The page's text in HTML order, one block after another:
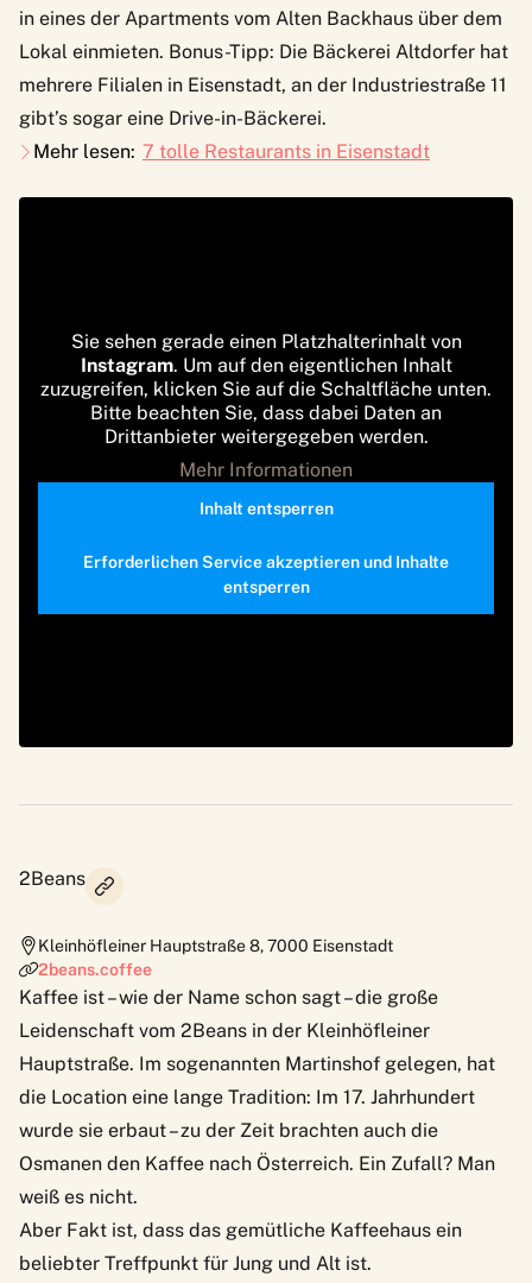
in eines der Apartments vom Alten Backhaus über dem
Lokal einmieten. Bonus-Tipp: Die Bäckerei Altdorfer hat
mehrere Filialen in Eisenstadt, an der Industriestraße 11
gibt’s sogar eine Drive-in-Bäckerei.
Mehr lesen: 7 tolle Restaurants in Eisenstadt
Sie sehen gerade einen Platzhalterinhalt von
Instagram. Um auf den eigentlichen Inhalt
zuzugreifen, klicken Sie auf die Schaltfläche unten.
Bitte beachten Sie, dass dabei Daten an
Drittanbieter weitergegeben werden.
Mehr Informationen
Inhalt entsperren
Erforderlichen Service akzeptieren und Inhalte
entsperren
2Beans
Kleinhöfleiner Hauptstraße 8,7000 Eisenstadt
2beans.coffee
Kaffee ist – wie der Name schon sagt – die große
Leidenschaft vom 2Beans in der Kleinhöfleiner
Hauptstraße. Im sogenannten Martinshof gelegen, hat
die Location eine lange Tradition: Im 17. Jahrhundert
wurde sie erbaut – zu der Zeit brachten auch die
Osmanen den Kaffee nach Österreich. Ein Zufall? Man
weiß es nicht.
Aber Fakt ist, dass das gemütliche Kaffeehaus ein
beliebter Treffpunkt für Jung und Alt ist.